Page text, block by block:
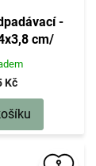
-
cm/
Kč